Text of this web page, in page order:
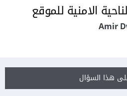
الامنية للموقع
هذا السؤال